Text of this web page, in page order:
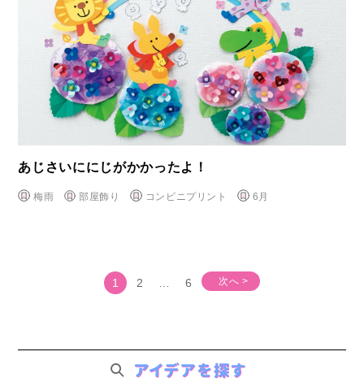
あじさいににじがかかったよ！
梅雨 部屋飾り コンビニプリント 6月
1 2 6 次へ >